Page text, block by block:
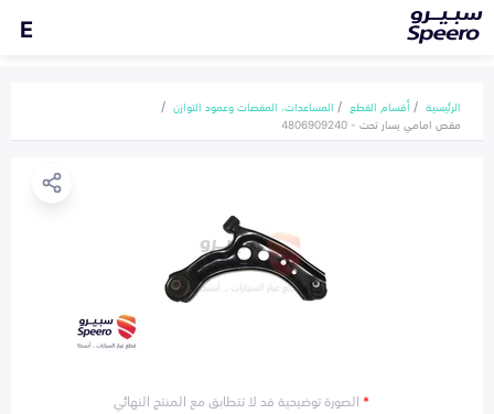
E
الرئيسية أقسام القطع
المساعدات، المقصات وعمود التوازن
مقص امامي يسار تحت - 4806909240
*الصورة توضيحية قد لا تتطابق مع المنتج النهائي